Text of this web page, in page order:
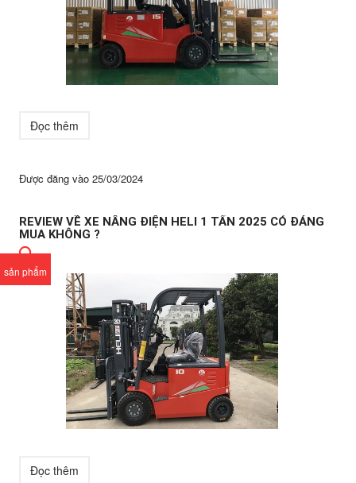
sản phẩm
Đọc thêm
Được đăng vào 25/03/2024
REVIEW VỀ XE NÂNG ĐIỆN HELI 1 TẤN 2025 CÓ ĐÁNG
MUA KHÔNG ?
Đọc thêm